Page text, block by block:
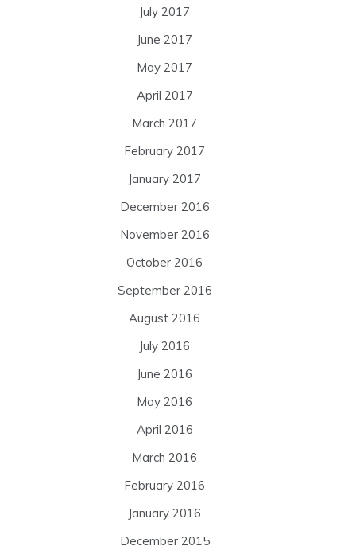
July 2017
June 2017
May 2017
April 2017
March 2017
February 2017
January 2017
December 2016
November 2016
October 2016
September 2016
August 2016
July 2016
June 2016
May 2016
April 2016
March 2016
February 2016
January 2016
December 2015